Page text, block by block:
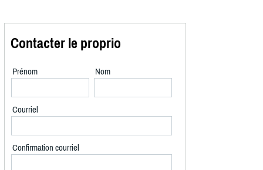
Contacter le proprio
Prénom Nom
Courriel
Confirmation courriel